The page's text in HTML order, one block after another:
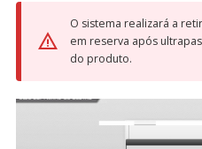
O sistema realizará a
em reserva após
do produto.